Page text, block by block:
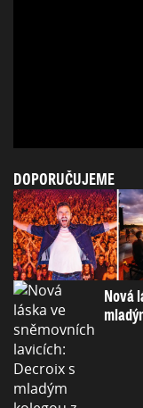
DOPORUČUJEME
Nová